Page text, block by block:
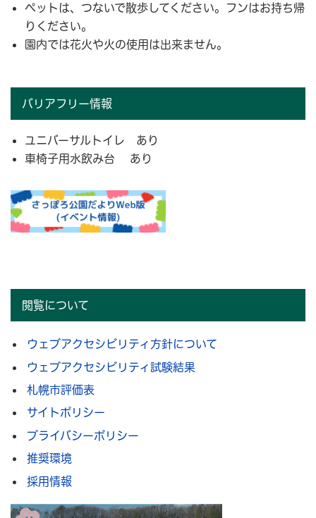
ペットは、つないで散歩してください。フンはお持ち帰
りください。
園内では花火や火の使用は出来ません。
バリアフリー情報
ユニバーサルトイレ あり
車椅子用水飲み台 あり
閲覧について
ウェブアクセシビリティ方針について
ウェブアクセシビリティ試験結果
札幌市評価表
サイトポリシー
プライバシーポリシー
推奨環境
採用情報